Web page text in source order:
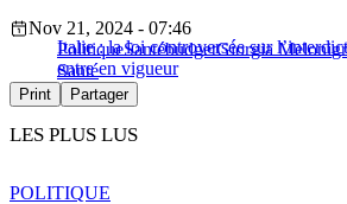
Italie : la loi controversée sur
entre en vigueur
Nov 21, 2024 - 07:46
PolitiqueSantébudgetGiorgia Meloni
Santé
Print Partager
LES PLUS LUS
POLITIQUE